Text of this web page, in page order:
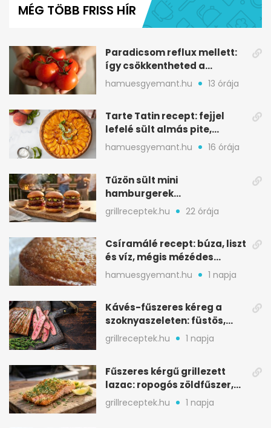
minutes,
MÉG TÖBB FRISS HÍR
Paradicsom reflux mellett:
így csökkentheted a
gyomorégést
hamuesgyemant.hu 13 órája
Tarte Tatin recept: fejjel
lefelé sült almás pite,
ropogós aljjal
hamuesgyemant.hu 16 órája
Tűzön sült mini
hamburgerek
sobrasadával: csípős-
mézes falatkák
grillreceptek.hu 22 órája
Csíramálé recept: búza, liszt
és víz, mégis mézédes
sütemény
hamuesgyemant.hu 1 napja
Kávés-fűszeres kéreg a
szoknyaszeleten: füstös,
csokoládés mélység
grillreceptek.hu 1 napja
Fűszeres kérgű grillezett
lazac: ropogós zöldfűszer,
szaftos belső
grillreceptek.hu 1 napja